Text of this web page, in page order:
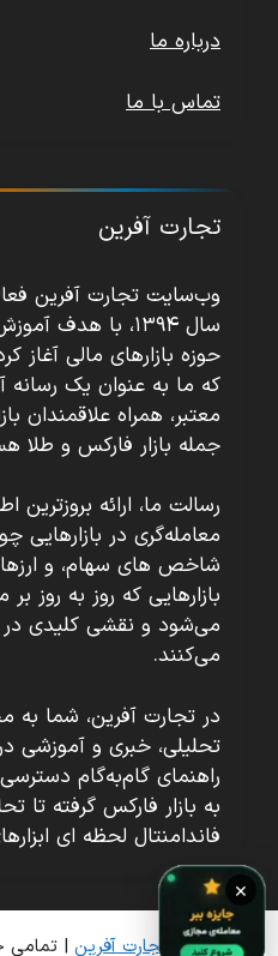
درباره ما
تماس با ما
تجارت آفرین
وب‌سایت تجارت آفرین
سال ۱۳۹۴، با
حوزه بازارهای مالی
که ما به عنوان یک رسانه
معتبر، همراه علاقمندان
جمله بازار فارکس و طلا
رسالت ما، ارائه بروزترین
معامله‌گری در
شاخص های سهام، و
بازارهایی که روز به روز
می‌شود و نقشی کلیدی در
می‌کنند.
در تجارت آفرین، شما به
تحلیلی، خبری و آموزشی
راهنمای گام‌به‌گام
به بازار فارکس گرفته تا
فاندامنتال لحظه ای
© 2026 تجارت آفرین | تمامی
×